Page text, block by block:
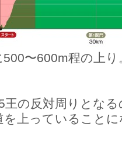
〜600m程の上り
王の反対周りとな
を上っていることに